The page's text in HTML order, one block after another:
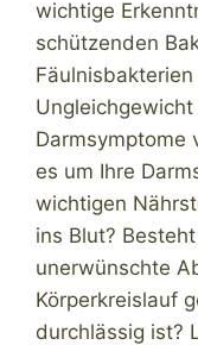
wichtige
schützenden
Darmsymptome
es um Ihre
wichtigen
ins Blut?
unerwünschte
Körperkreislauf
durchlässig ist?